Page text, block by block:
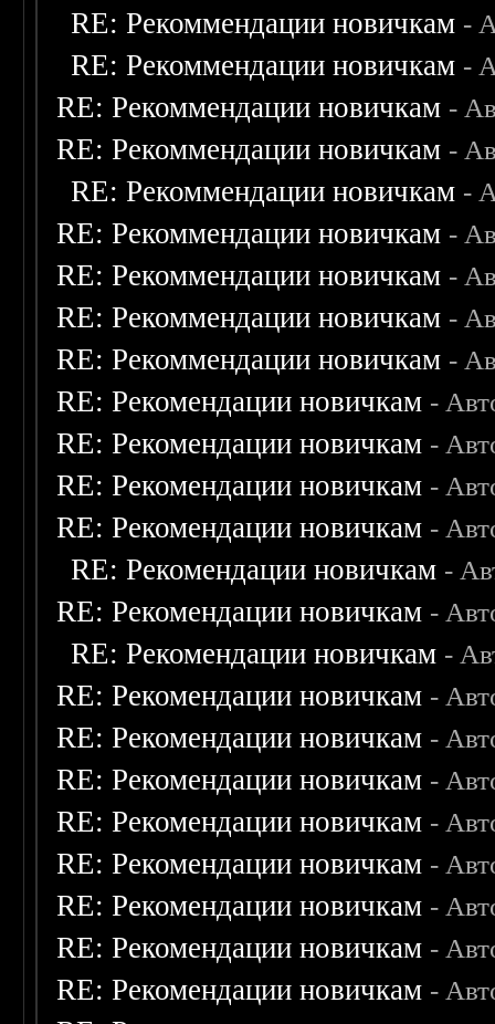
RE: Рекоммендации новичкам -
RE: Рекоммендации новичкам -
RE: Рекоммендации новичкам -
RE: Рекоммендации новичкам -
RE: Рекоммендации новичкам -
RE: Рекоммендации новичкам -
RE: Рекоммендации новичкам -
RE: Рекоммендации новичкам -
RE: Рекоммендации новичкам -
RE: Рекомендации новичкам -
RE: Рекомендации новичкам -
RE: Рекомендации новичкам -
RE: Рекомендации новичкам -
RE: Рекомендации новичкам -
RE: Рекомендации новичкам -
RE: Рекомендации новичкам -
RE: Рекомендации новичкам -
RE: Рекомендации новичкам -
RE: Рекомендации новичкам -
RE: Рекомендации новичкам -
RE: Рекомендации новичкам -
RE: Рекомендации новичкам -
RE: Рекомендации новичкам -
RE: Рекомендации новичкам -